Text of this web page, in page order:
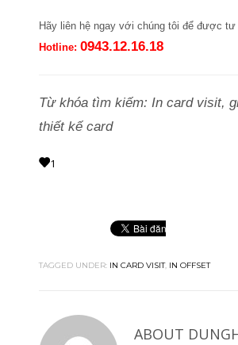
Hãy liên hệ ngay với chúng tôi để được tư
Hotline: 0943.12.16.18
Từ khóa tìm kiếm: In card visit,
thiết kế card
1
TAGGED UNDER: IN CARD VISIT, IN OFFSET
ABOUT